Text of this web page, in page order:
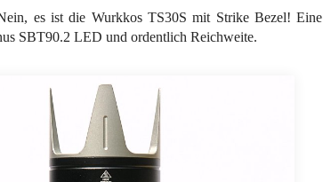
es ist die Wurkkos TS30S mit Strike Bezel! Eine
SBT90.2 LED und ordentlich Reichweite.